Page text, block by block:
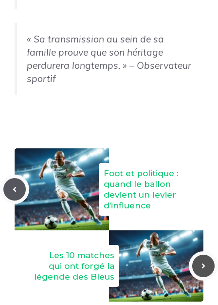
« Sa transmission au sein de sa
famille prouve que son héritage
perdurera longtemps. » – Observateur
sportif
Foot et politique :
quand le ballon
devient un levier
d’influence
Les 10 matches
qui ont forgé la
légende des Bleus